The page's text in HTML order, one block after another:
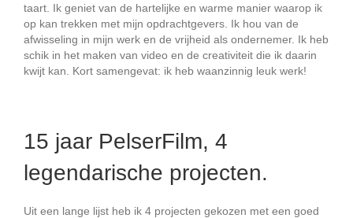
taart. Ik geniet van de hartelijke en warme manier waarop ik
op kan trekken met mijn opdrachtgevers. Ik hou van de
afwisseling in mijn werk en de vrijheid als ondernemer. Ik heb
schik in het maken van video en de creativiteit die ik daarin
kwijt kan. Kort samengevat: ik heb waanzinnig leuk werk!
15 jaar PelserFilm, 4
legendarische projecten.
Uit een lange lijst heb ik 4 projecten gekozen met een goed